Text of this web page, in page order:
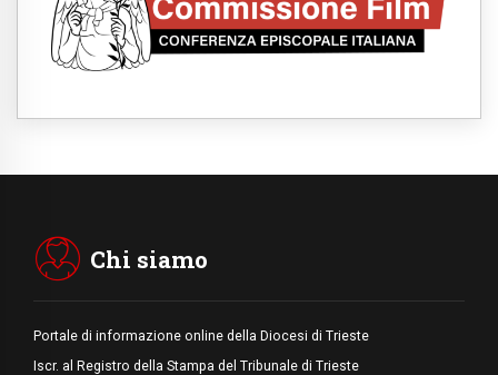
Fra Marco Vianelli: alla scuola di san
Francesco per imparare il Vangelo della
pace
Chi siamo
Portale di informazione online della Diocesi di Trieste
Iscr. al Registro della Stampa del Tribunale di Trieste